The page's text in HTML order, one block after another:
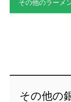
その他のラーメ
その他の